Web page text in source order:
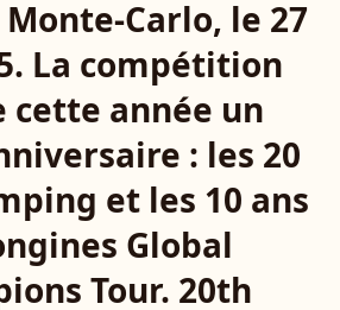
Carlo, le 27
La compétition
cette année un
: les 20
et les 10 ans
Global
Tour. 20th